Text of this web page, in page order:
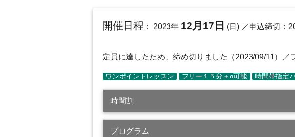
開催日程 ： 2023年 12月17日 (日) ／申込締切：
定員に達したため、締め切りました（2023/09/11）／
時間割
プログラム